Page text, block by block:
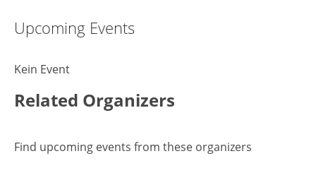
Upcoming Events
Kein Event
Related Organizers
Find upcoming events from these organizers